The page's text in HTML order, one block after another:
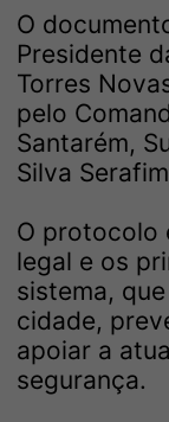
O
Presidente
Torres
pelo
Santarém,
Silva
O protocolo
legal e os
sistema,
cidade,
apoiar a
segurança.